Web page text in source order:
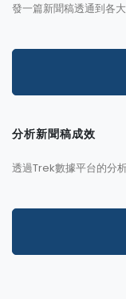
發一篇新聞稿透通到各
分析新聞稿成效
透過Trek數據平台的分